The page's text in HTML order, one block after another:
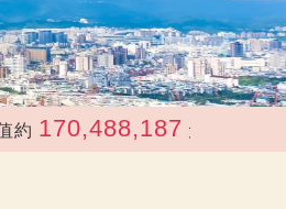
170,488,187 元